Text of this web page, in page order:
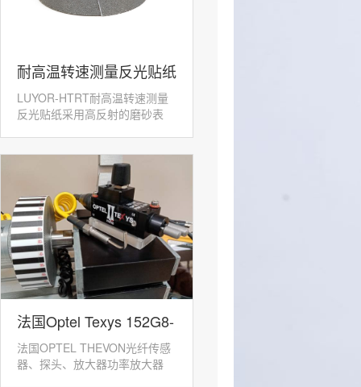
​耐高温转速测量反光贴纸
LUYOR-HTRT
LUYOR-HTRT耐高温转速测量
反光贴纸采用高反射的磨砂表
法国Optel Texys 152G8-
GPK-12光纤转速传感器
法国OPTEL THEVON光纤传感
器、探头、放大器功率放大器